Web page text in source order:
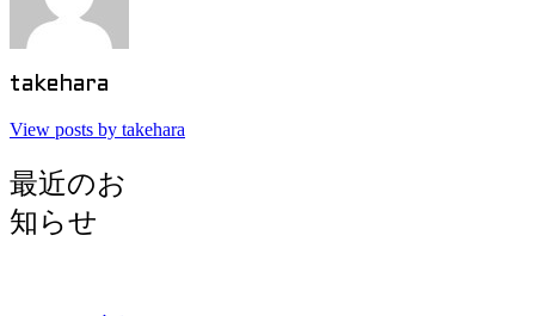
takehara
View posts by takehara
最近のお
知らせ